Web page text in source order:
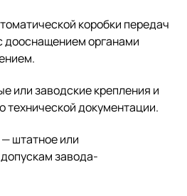
коробки передач
дооснащением органами
или заводские крепления и
технической документации.
штатное или
завода-